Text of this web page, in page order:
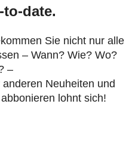
to-date.
Sie nicht nur alle
– Wann? Wie? Wo?
–
Neuheiten und
lohnt sich!